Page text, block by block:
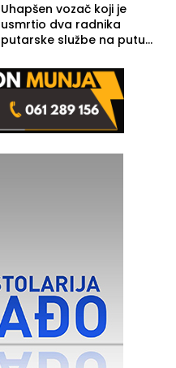
Uhapšen vozač koji je
usmrtio dva radnika
putarske službe na putu
(FOTO)